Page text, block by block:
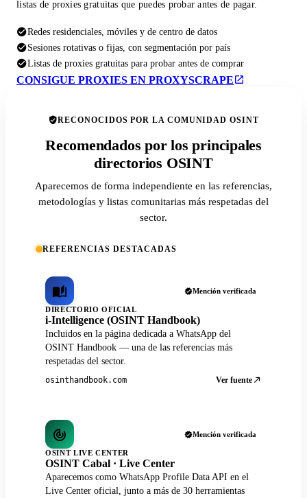
listas de proxies gratuitas que puedes probar antes de pagar.
Redes residenciales, móviles y de centro de datos
Sesiones rotativas o fijas, con segmentación por país
Listas de proxies gratuitas para probar antes de comprar
CONSIGUE PROXIES EN PROXYSCRAPE
RECONOCIDOS POR LA COMUNIDAD OSINT
Recomendados por los principales
directorios OSINT
Aparecemos de forma independiente en las referencias,
metodologías y listas comunitarias más respetadas del
sector.
REFERENCIAS DESTACADAS
Mención verificada
DIRECTORIO OFICIAL
i-Intelligence (OSINT Handbook)
Incluidos en la página dedicada a WhatsApp del
OSINT Handbook — una de las referencias más
respetadas del sector.
osinthandbook.com Ver fuente
Mención verificada
OSINT LIVE CENTER
OSINT Cabal · Live Center
Aparecemos como WhatsApp Profile Data API en el
Live Center oficial, junto a más de 30 herramientas